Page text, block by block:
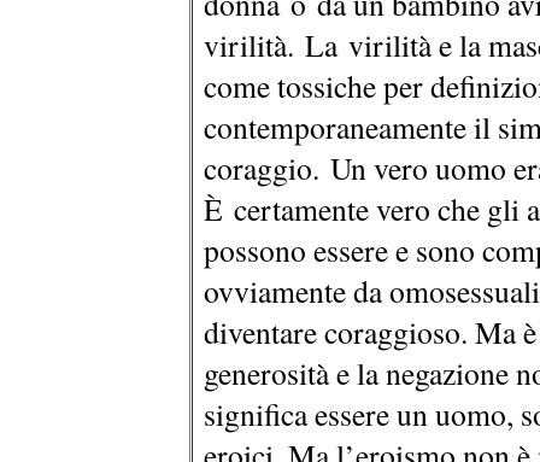
virilità. La virilità e la
come tossiche per
contemporaneamente il
coraggio. Un vero uomo
È certamente vero che gli
possono essere e sono
ovviamente da
diventare coraggioso. Ma
generosità e la negazione
significa essere un uomo,